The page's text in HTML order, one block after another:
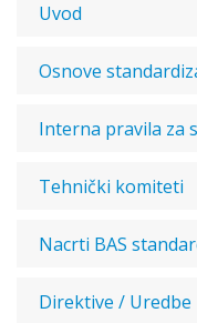
Uvod
Osnove
Interna pravila za
Tehnički komiteti
Nacrti BAS
Direktive / Uredbe